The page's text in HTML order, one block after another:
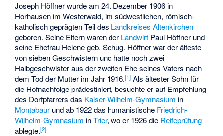
Joseph Höffner wurde am 24. Dezember 1906 in
Horhausen im Westerwald, im südwestlichen, römisch-
katholisch geprägten Teil des Landkreises Altenkirchen
geboren. Seine Eltern waren der Landwirt Paul Höffner und
seine Ehefrau Helene geb. Schug. Höffner war der älteste
von sieben Geschwistern und hatte noch zwei
Halbgeschwister aus der zweiten Ehe seines Vaters nach
dem Tod der Mutter im Jahr 1916.[1] Als ältester Sohn für
die Hofnachfolge prädestiniert, besuchte er auf Empfehlung
des Dorfpfarrers das Kaiser-Wilhelm-Gymnasium in
Montabaur und ab 1922 das humanistische Friedrich-
Wilhelm-Gymnasium inTrier, wo er 1926 die Reifeprüfung
ablegte.[2]